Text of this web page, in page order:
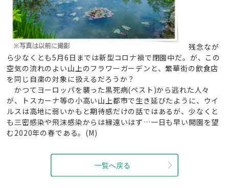
残念なが
ら少なくとも5月6日までは新型コロナ禍で閉園中だ。が、この
空気の流れのよい山上のフラワーガーデンと、繁華街の飲食店
を同じ自粛の対象に扱えるだろうか？
かつてヨーロッパを襲った黒死病(ペスト)から逃れた人々
が、トスカーナ等の小高い山上都市で生き延びたように、ウイ
ルスは高地に弱いかもと期待感だけの話ではあるが、少なくと
も三密感染や飛沫感染からは縁遠いはず…一日も早い開園を望
む2020年の春である。(M)